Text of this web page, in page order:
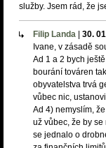
služby. Jsem rád, že
Filip Landa 30.
Ivane, v zásadě
Ad 1 a 2 bych
bourání továren
obyvatelstva trvá
vůbec nic,
Ad 4) nemyslím,
už vůbec, že by
se jednalo o